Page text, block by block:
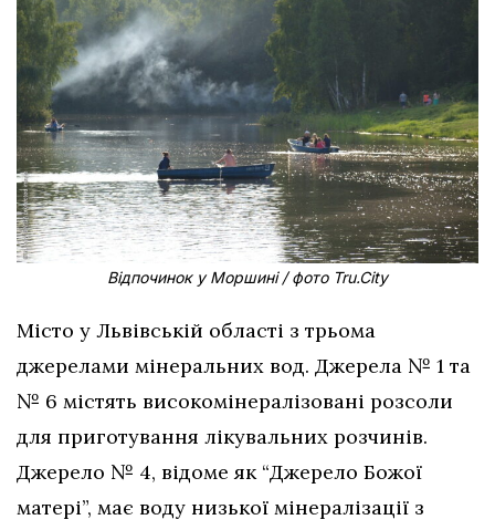
Відпочинок у Моршині / фото Tru.City
Місто у Львівській області з трьома
джерелами мінеральних вод. Джерела № 1 та
№ 6 містять високомінералізовані розсоли
для приготування лікувальних розчинів.
Джерело № 4, відоме як “Джерело Божої
матері”, має воду низької мінералізації з